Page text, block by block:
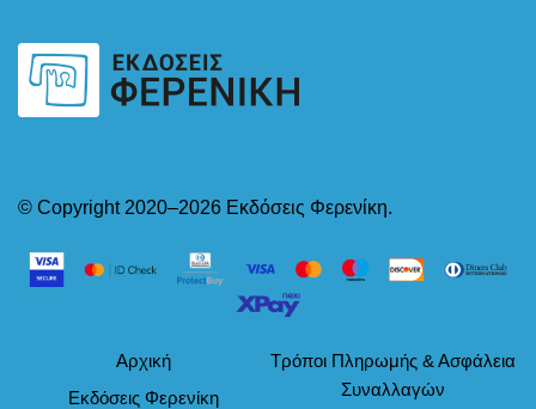
© Copyright 2020–2026 Εκδόσεις Φερενίκη.
Αρχική
Εκδόσεις Φερενίκη
Τρόποι Πληρωμής & Ασφάλεια
Συναλλαγών